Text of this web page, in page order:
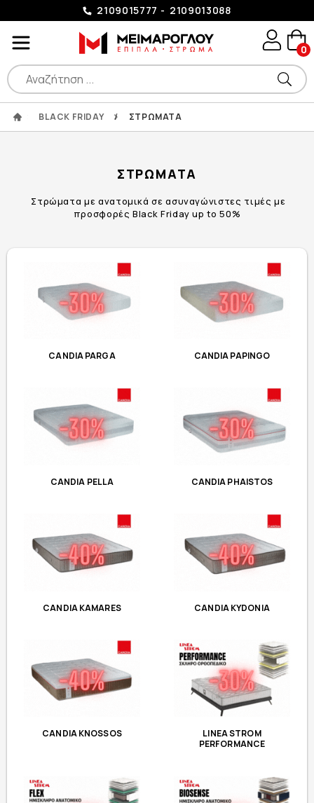
2109015777 2109013088
0
BLACK FRIDAY / ΣΤΡΩΜΑΤΑ
ΣΤΡΩΜΑΤΑ
Στρώματα με ανατομικά σε ασυναγώνιστες τιμές με
προσφορές Black Friday up to 50%
CANDIA PARGA CANDIA PAPINGO
CANDIA PELLA CANDIA PHAISTOS
CANDIA KAMARES CANDIA KYDONIA
CANDIA KNOSSOS
LINEA STROM
PERFORMANCE